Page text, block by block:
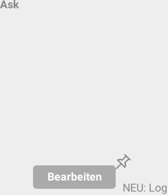
Ask
Bearbeiten
NEU: